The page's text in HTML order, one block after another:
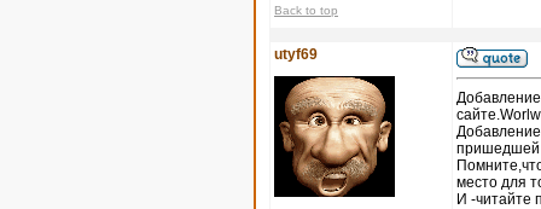
Back to top
utyf69
пришедшей
место для
И -читайте